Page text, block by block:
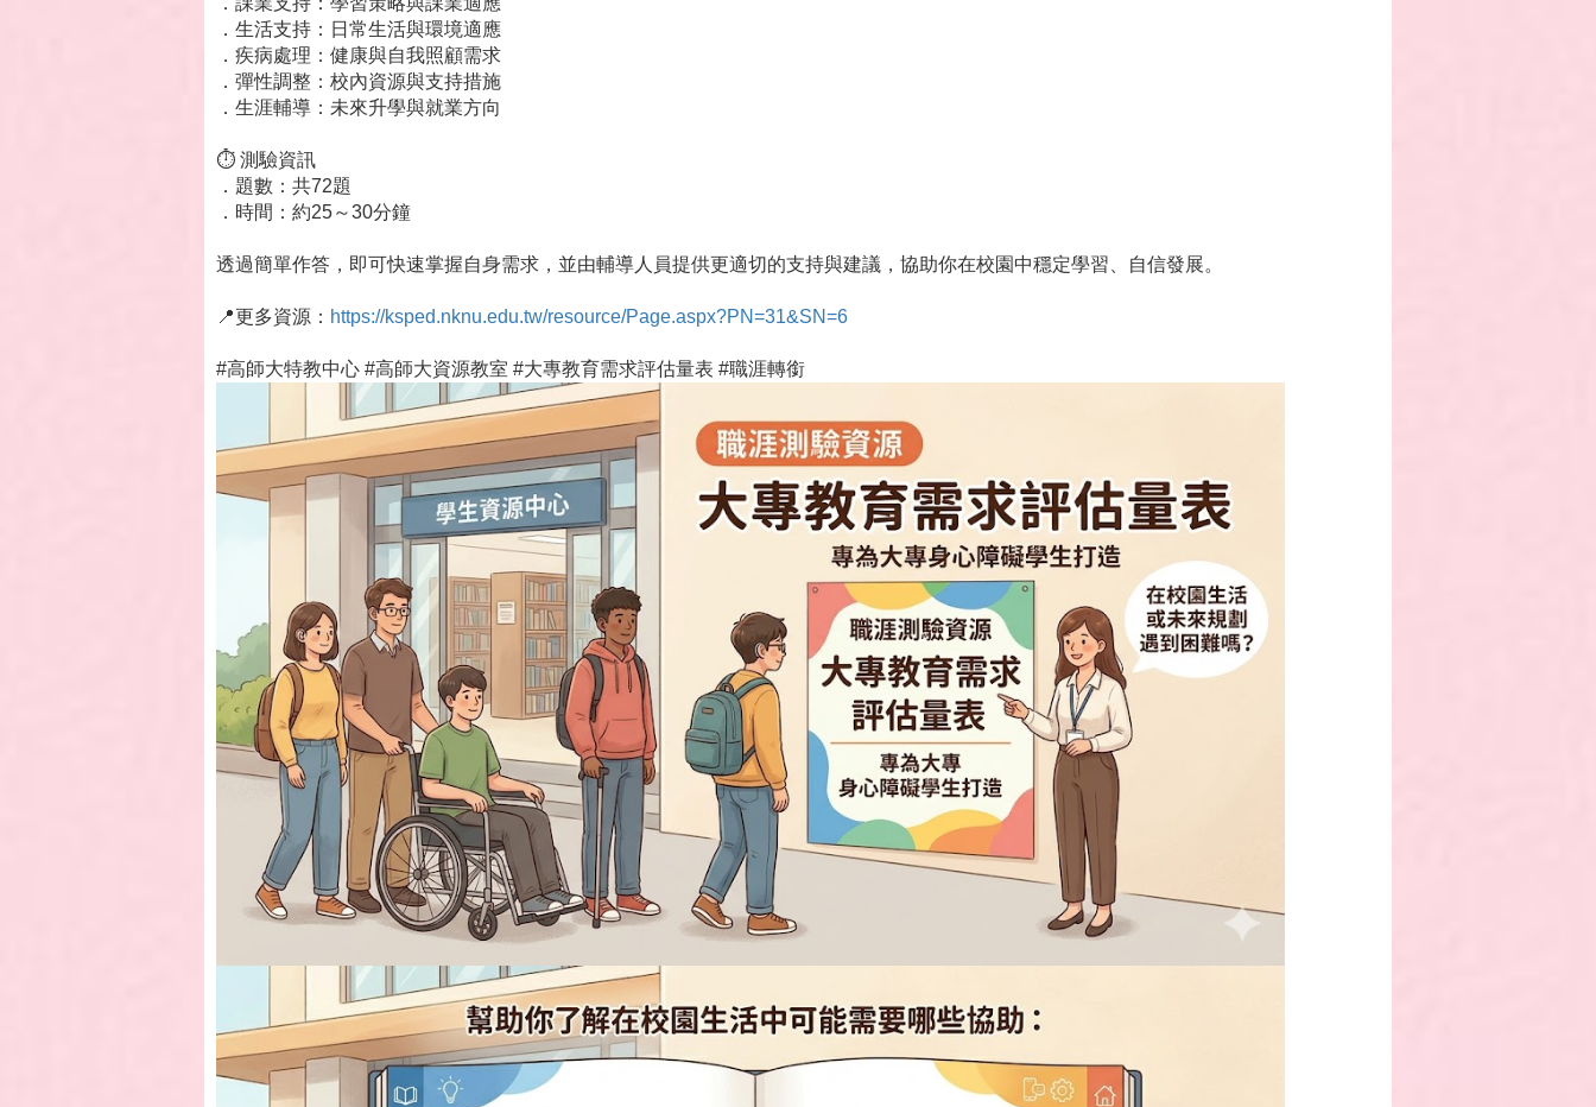
．生活支持：日常生活與環境適應
．疾病處理：健康與自我照顧需求
．彈性調整：校內資源與支持措施
．生涯輔導：未來升學與就業方向
⏱️ 測驗資訊
．題數：共72題
．時間：約25～30分鐘
透過簡單作答，即可快速掌握自身需求，並由輔導人員提供更適切的支持與建議，協助你在校園中穩定學習、自信發展。
📍更多資源： https://ksped.nknu.edu.tw/resource/Page.aspx?PN=31&SN=6
#高師大特教中心 #高師大資源教室 #大專教育需求評估量表 #職涯轉銜